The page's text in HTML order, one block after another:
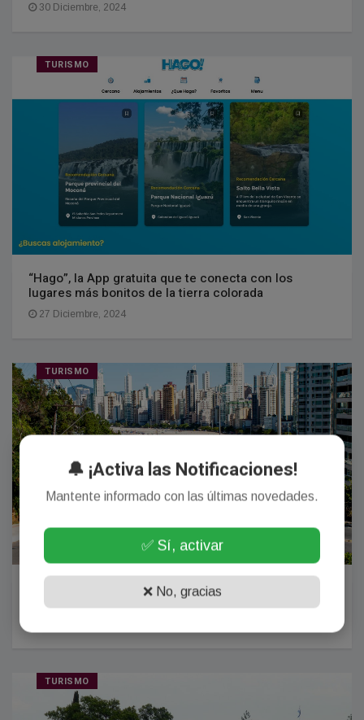
30 Diciembre, 2024
TURISMO
“Hago”, la App gratuita que te conecta con los
lugares más bonitos de la tierra colorada
27 Diciembre, 2024
TURISMO
“El real se devaluó un 25% lo que hace rendir más el
dinero a los argentinos”
TURISMO
🔔 ¡Activa las Notificaciones!
Mantente informado con las últimas novedades.
✅ Sí, activar
❌ No, gracias